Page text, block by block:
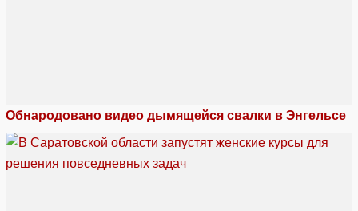
Обнародовано видео дымящейся свалки в Энгельсе